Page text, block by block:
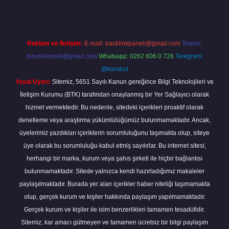
Reklam ve İletişim: E-mail: backlinkpaneli@gmail.com Teams:
forumhizmeti@gmail.com Whatsapp: 0262 606 0 726 Telegram:
@karabul
Yasal Uyarı: Sitemiz, 5651 Sayılı Kanun gereğince Bilgi Teknolojileri ve
İletişim Kurumu (BTK) tarafından onaylanmış bir Yer Sağlayıcı olarak
hizmet vermektedir. Bu nedenle, sitedeki içerikleri proaktif olarak
denetleme veya araştırma yükümlülüğümüz bulunmamaktadır. Ancak,
üyelerimiz yazdıkları içeriklerin sorumluluğunu taşımakta olup, siteye
üye olarak bu sorumluluğu kabul etmiş sayılırlar. Bu internet sitesi,
herhangi bir marka, kurum veya şahıs şirketi ile hiçbir bağlantısı
bulunmamaktadır. Sitede yalnızca kendi hazırladığımız makaleler
paylaşılmaktadır. Burada yer alan içerikler haber niteliği taşımamakta
olup, gerçek kurum ve kişiler hakkında paylaşım yapılmamaktadır.
Gerçek kurum ve kişiler ile isim benzerlikleri tamamen tesadüfidir.
Sitemiz, kar amacı gütmeyen ve tamamen ücretsiz bir bilgi paylaşım